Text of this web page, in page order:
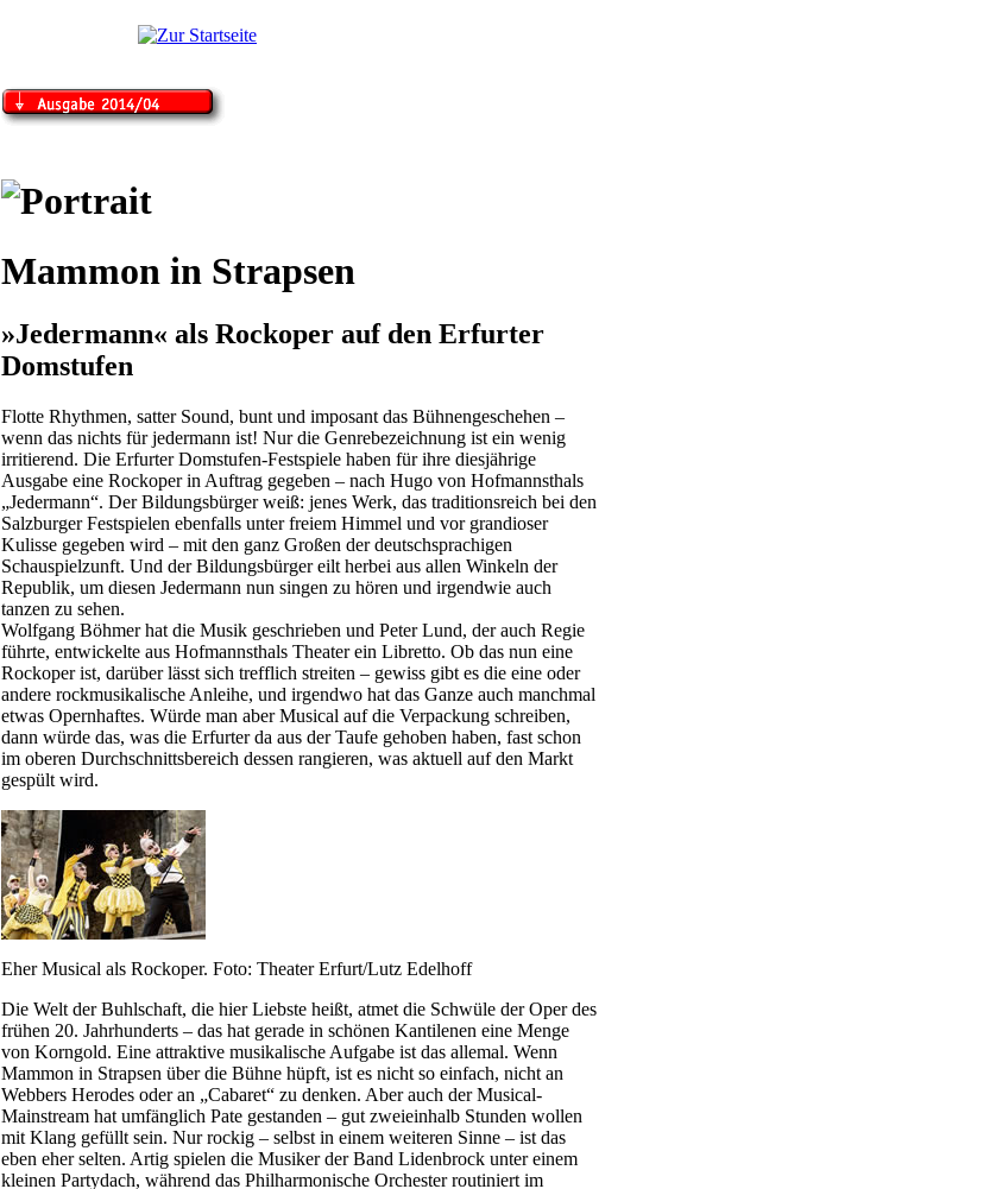
Mammon in Strapsen
»Jedermann« als Rockoper auf den Erfurter
Domstufen
Flotte Rhythmen, satter Sound, bunt und imposant das Bühnengeschehen –
wenn das nichts für jedermann ist! Nur die Genrebezeichnung ist ein wenig
irritierend. Die Erfurter Domstufen-Festspiele haben für ihre diesjährige
Ausgabe eine Rockoper in Auftrag gegeben – nach Hugo von Hofmannsthals
„Jedermann“. Der Bildungsbürger weiß: jenes Werk, das traditionsreich bei den
Salzburger Festspielen ebenfalls unter freiem Himmel und vor grandioser
Kulisse gegeben wird – mit den ganz Großen der deutschsprachigen
Schauspielzunft. Und der Bildungsbürger eilt herbei aus allen Winkeln der
Republik, um diesen Jedermann nun singen zu hören und irgendwie auch
tanzen zu sehen.
Wolfgang Böhmer hat die Musik geschrieben und Peter Lund, der auch Regie
führte, entwickelte aus Hofmannsthals Theater ein Libretto. Ob das nun eine
Rockoper ist, darüber lässt sich trefflich streiten – gewiss gibt es die eine oder
andere rockmusikalische Anleihe, und irgendwo hat das Ganze auch manchmal
etwas Opernhaftes. Würde man aber Musical auf die Verpackung schreiben,
dann würde das, was die Erfurter da aus der Taufe gehoben haben, fast schon
im oberen Durchschnittsbereich dessen rangieren, was aktuell auf den Markt
gespült wird.
Eher Musical als Rockoper. Foto: Theater Erfurt/Lutz Edelhoff
Die Welt der Buhlschaft, die hier Liebste heißt, atmet die Schwüle der Oper des
frühen 20. Jahrhunderts – das hat gerade in schönen Kantilenen eine Menge
von Korngold. Eine attraktive musikalische Aufgabe ist das allemal. Wenn
Mammon in Strapsen über die Bühne hüpft, ist es nicht so einfach, nicht an
Webbers Herodes oder an „Cabaret“ zu denken. Aber auch der Musical-
Mainstream hat umfänglich Pate gestanden – gut zweieinhalb Stunden wollen
mit Klang gefüllt sein. Nur rockig – selbst in einem weiteren Sinne – ist das
eben eher selten. Artig spielen die Musiker der Band Lidenbrock unter einem
kleinen Partydach, während das Philharmonische Orchester routiniert im